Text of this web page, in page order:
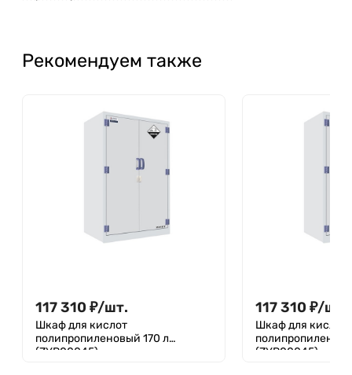
Рекомендуем также
117 310 ₽/шт.
Шкаф для кислот
полипропиленовый 170 л
(ZYP00045)
117 310 ₽/шт.
Шкаф для кислот
(ZYP00045)